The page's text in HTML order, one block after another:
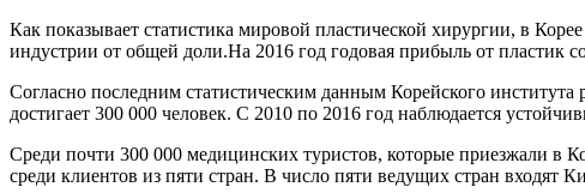
Как показывает статистика мировой пластической хирургии, в
индустрии от общей доли.На 2016 год годовая прибыль от пластик
Согласно последним статистическим данным Корейского
достигает 300 000 человек. С 2010 по 2016 год наблюдается
Среди почти 300 000 медицинских туристов, которые приезжали в
среди клиентов из пяти стран. В число пяти ведущих стран входят